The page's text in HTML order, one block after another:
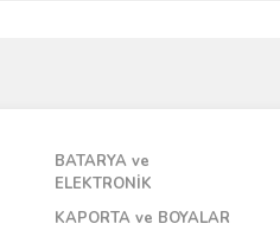
Yorum Yaz
BATARYA ve
ELEKTRONİK
KAPORTA ve BOYALAR